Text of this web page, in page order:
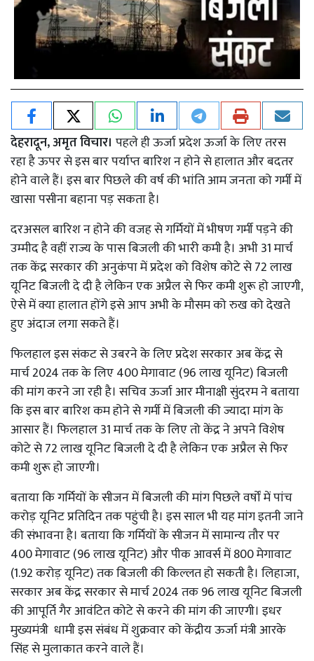
देहरादून, अमृत विचार। पहले ही ऊर्जा प्रदेश ऊर्जा के लिए तरस
रहा है ऊपर से इस बार पर्याप्त बारिश न होने से हालात और बदतर
होने वाले हैं। इस बार पिछले की वर्ष की भांति आम जनता को गर्मी में
खासा पसीना बहाना पड़ सकता है।
दरअसल बारिश न होने की वजह से गर्मियों में भीषण गर्मी पड़ने की
उम्मीद है वहीं राज्य के पास बिजली की भारी कमी है। अभी 31 मार्च
तक केंद्र सरकार की अनुकंपा में प्रदेश को विशेष कोटे से 72 लाख
यूनिट बिजली दे दी है लेकिन एक अप्रैल से फिर कमी शुरू हो जाएगी,
ऐसे में क्या हालात होंगे इसे आप अभी के मौसम को रुख को देखते
हुए अंदाज लगा सकते हैं।
फिलहाल इस संकट से उबरने के लिए प्रदेश सरकार अब केंद्र से
मार्च 2024 तक के लिए 400 मेगावाट (96 लाख यूनिट) बिजली
की मांग करने जा रही है। सचिव ऊर्जा आर मीनाक्षी सुंदरम ने बताया
कि इस बार बारिश कम होने से गर्मी में बिजली की ज्यादा मांग के
आसार हैं। फिलहाल 31 मार्च तक के लिए तो केंद्र ने अपने विशेष
कोटे से 72 लाख यूनिट बिजली दे दी है लेकिन एक अप्रैल से फिर
कमी शुरू हो जाएगी।
बताया कि गर्मियों के सीजन में बिजली की मांग पिछले वर्षों में पांच
करोड़ यूनिट प्रतिदिन तक पहुंची है। इस साल भी यह मांग इतनी जाने
की संभावना है। बताया कि गर्मियों के सीजन में सामान्य तौर पर
400 मेगावाट (96 लाख यूनिट) और पीक आवर्स में 800 मेगावाट
(1.92 करोड़ यूनिट) तक बिजली की किल्लत हो सकती है। लिहाजा,
सरकार अब केंद्र सरकार से मार्च 2024 तक 96 लाख यूनिट बिजली
की आपूर्ति गैर आवंटित कोटे से करने की मांग की जाएगी। इधर
मुख्यमंत्री धामी इस संबंध में शुक्रवार को केंद्रीय ऊर्जा मंत्री आरके
सिंह से मुलाकात करने वाले हैं।